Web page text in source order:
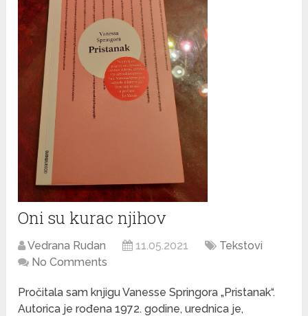
Oni su kurac njihov
Vedrana Rudan 11.05.2021
Tekstovi
No Comments
Pročitala sam knjigu Vanesse Springora „Pristanak“.
Autorica je rođena 1972. godine, urednica je,